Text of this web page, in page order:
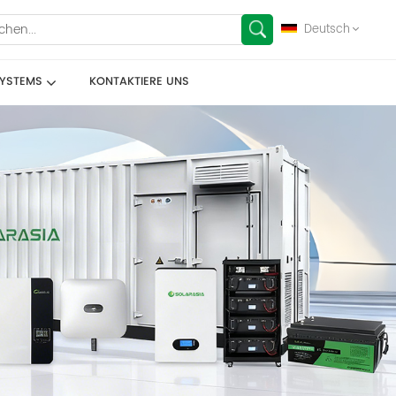
Deutsch
English
français
Deutsch
español
العربية
KONTAKTIERE UNS